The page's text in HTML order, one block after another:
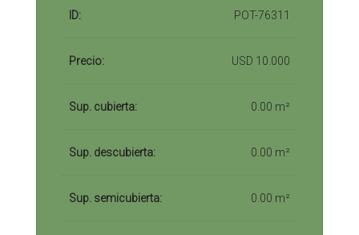
ID: POT-76311
Precio: USD 10.000
Sup. cubierta: 0.00 m²
Sup. descubierta: 0.00 m²
Sup. semicubierta: 0.00 m²